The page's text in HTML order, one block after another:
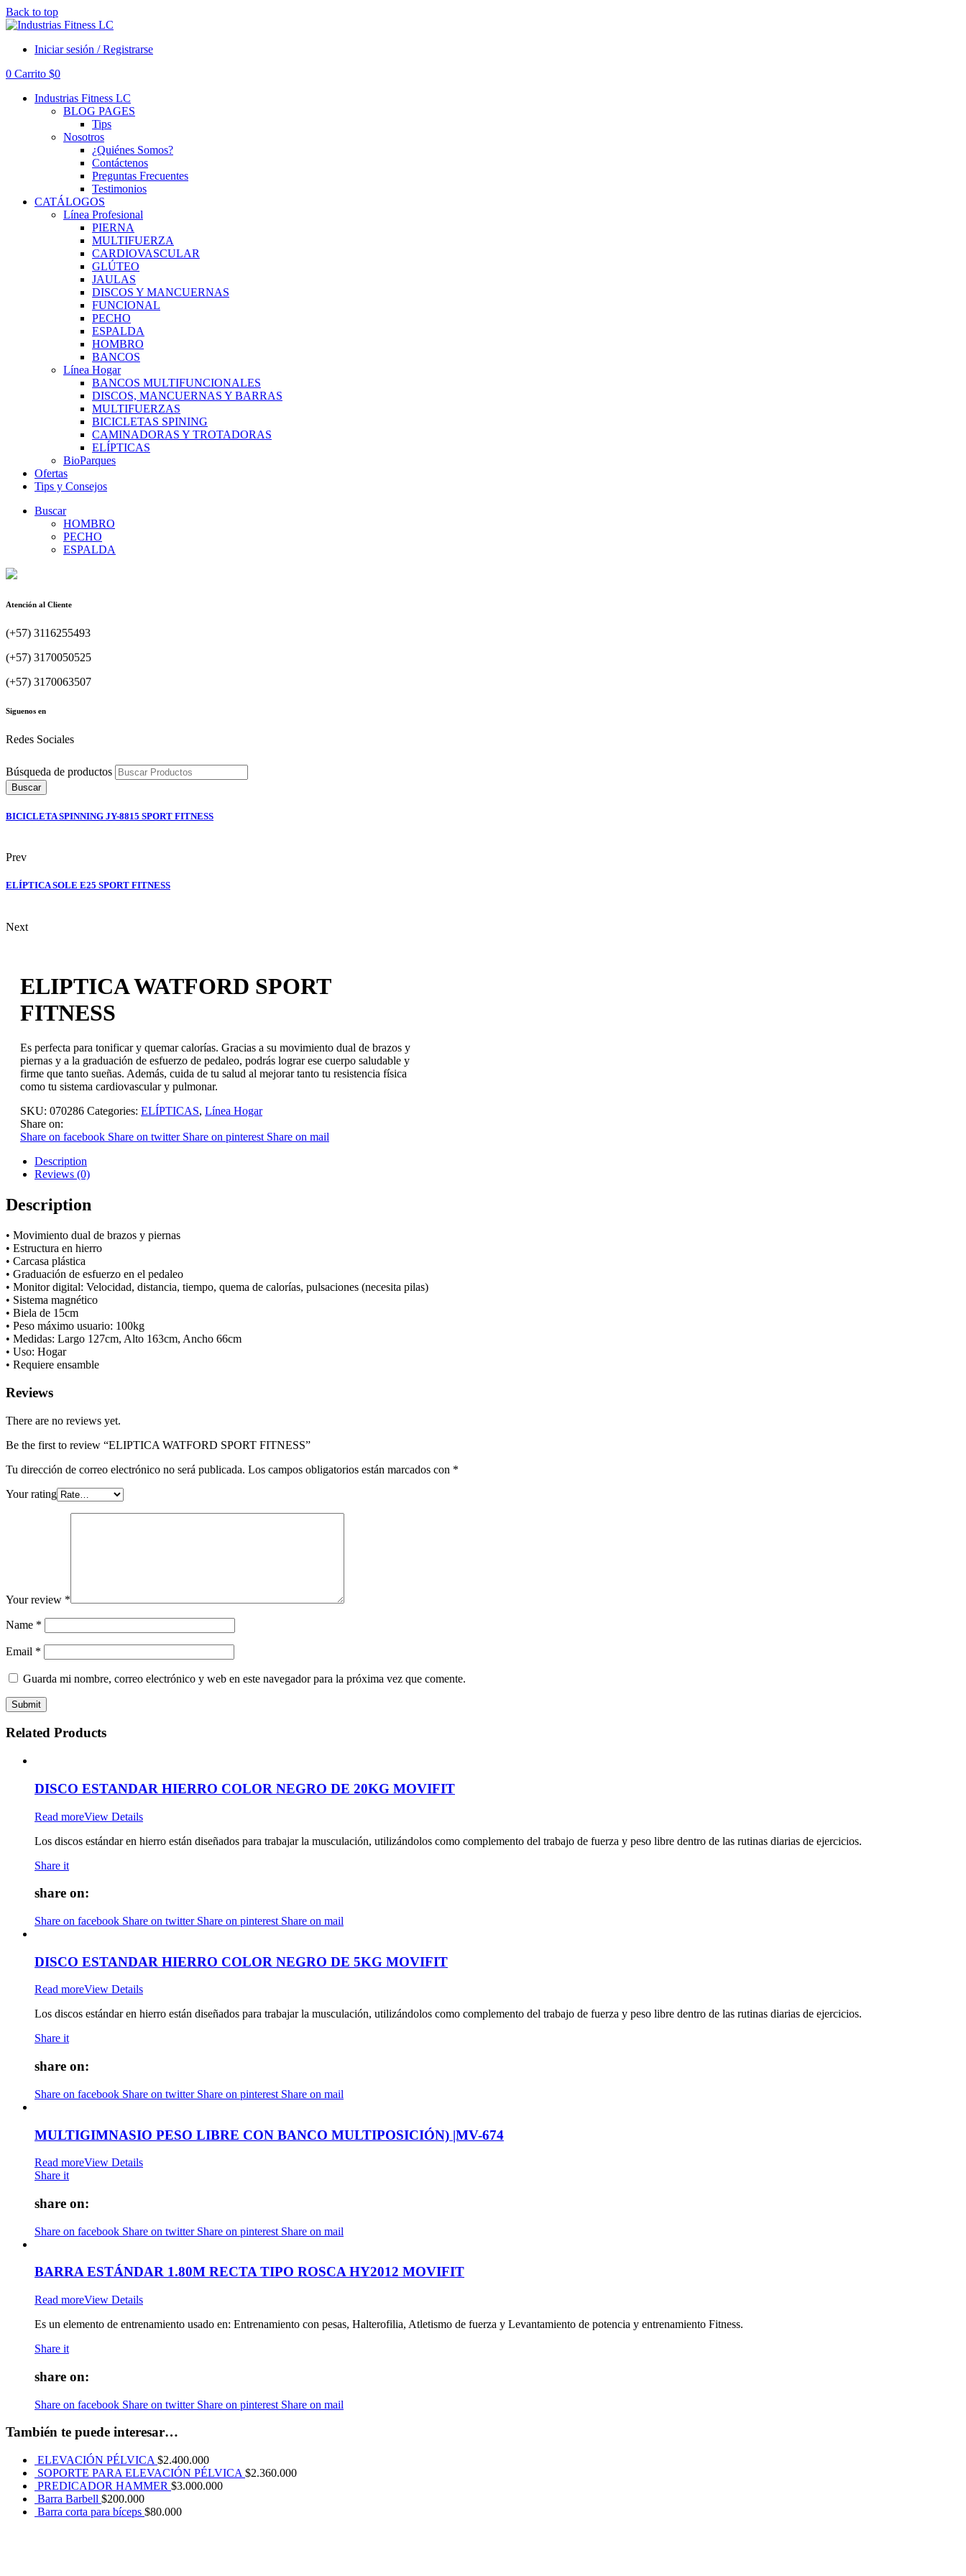
Back to top
Iniciar sesión / Registrarse
0 Carrito $0
Industrias Fitness LC
BLOG PAGES
Tips
Nosotros
¿Quiénes Somos?
Contáctenos
Preguntas Frecuentes
Testimonios
CATÁLOGOS
Línea Profesional
PIERNA
MULTIFUERZA
CARDIOVASCULAR
GLÚTEO
JAULAS
DISCOS Y MANCUERNAS
FUNCIONAL
PECHO
ESPALDA
HOMBRO
BANCOS
Línea Hogar
BANCOS MULTIFUNCIONALES
DISCOS, MANCUERNAS Y BARRAS
MULTIFUERZAS
BICICLETAS SPINING
CAMINADORAS Y TROTADORAS
ELÍPTICAS
BioParques
Ofertas
Tips y Consejos
Buscar
HOMBRO
PECHO
ESPALDA
Atención al Cliente
(+57) 3116255493
(+57) 3170050525
(+57) 3170063507
Siguenos en
Redes Sociales
Búsqueda de productos
Buscar
BICICLETA SPINNING JY-8815 SPORT FITNESS
Prev
ELÍPTICA SOLE E25 SPORT FITNESS
Next
ELIPTICA WATFORD SPORT
FITNESS
Es perfecta para tonificar y quemar calorías. Gracias a su movimiento dual de brazos y
piernas y a la graduación de esfuerzo de pedaleo, podrás lograr ese cuerpo saludable y
firme que tanto sueñas. Además, cuida de tu salud al mejorar tanto tu resistencia física
como tu sistema cardiovascular y pulmonar.
SKU: 070286 Categories: ELÍPTICAS, Línea Hogar
Share on:
Share on facebook Share on twitter Share on pinterest Share on mail
Description
Reviews (0)
Description
• Movimiento dual de brazos y piernas
• Estructura en hierro
• Carcasa plástica
• Graduación de esfuerzo en el pedaleo
• Monitor digital: Velocidad, distancia, tiempo, quema de calorías, pulsaciones (necesita pilas)
• Sistema magnético
• Biela de 15cm
• Peso máximo usuario: 100kg
• Medidas: Largo 127cm, Alto 163cm, Ancho 66cm
• Uso: Hogar
• Requiere ensamble
Reviews
There are no reviews yet.
Be the first to review “ELIPTICA WATFORD SPORT FITNESS”
Tu dirección de correo electrónico no será publicada. Los campos obligatorios están marcados con *
Your rating
Your review *
Name *
Email *
Guarda mi nombre, correo electrónico y web en este navegador para la próxima vez que comente.
Related Products
DISCO ESTANDAR HIERRO COLOR NEGRO DE 20KG MOVIFIT
Read moreView Details
Los discos estándar en hierro están diseñados para trabajar la musculación, utilizándolos como complemento del trabajo de fuerza y peso libre dentro de las rutinas diarias de ejercicios.
Share it
share on:
Share on facebook Share on twitter Share on pinterest Share on mail
DISCO ESTANDAR HIERRO COLOR NEGRO DE 5KG MOVIFIT
Read moreView Details
Los discos estándar en hierro están diseñados para trabajar la musculación, utilizándolos como complemento del trabajo de fuerza y peso libre dentro de las rutinas diarias de ejercicios.
Share it
share on:
Share on facebook Share on twitter Share on pinterest Share on mail
MULTIGIMNASIO PESO LIBRE CON BANCO MULTIPOSICIÓN) |MV-674
Read moreView Details
Share it
share on:
Share on facebook Share on twitter Share on pinterest Share on mail
BARRA ESTÁNDAR 1.80M RECTA TIPO ROSCA HY2012 MOVIFIT
Read moreView Details
Es un elemento de entrenamiento usado en: Entrenamiento con pesas, Halterofilia, Atletismo de fuerza y Levantamiento de potencia y entrenamiento Fitness.
Share it
share on:
Share on facebook Share on twitter Share on pinterest Share on mail
También te puede interesar…
ELEVACIÓN PÉLVICA $2.400.000
SOPORTE PARA ELEVACIÓN PÉLVICA $2.360.000
PREDICADOR HAMMER $3.000.000
Barra Barbell $200.000
Barra corta para bíceps $80.000